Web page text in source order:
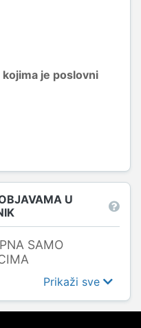
je poslovni
U
SAMO
Prikaži sve